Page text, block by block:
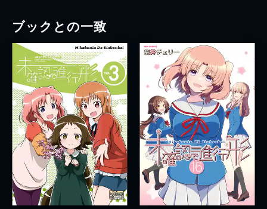
ブックとの一致